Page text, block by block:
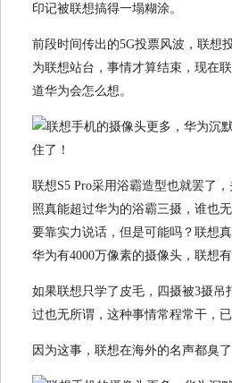
印记被联想搞得一塌糊涂。
前段时间传出的5G投票风波，联想
为联想站台，事情才算结束，现在
道华为会怎么想。
联想S5 Pro采用浴霸造型也就罢了
照真能超过华为的浴霸三摄，谁也
要靠实力说话，但是可能吗？联想
华为有4000万像素的摄像头，联想
如果联想只学了皮毛，四摄被3摄吊
过也无所谓，这种事情常程常干，已
因为这事，联想在海外的名声都臭了